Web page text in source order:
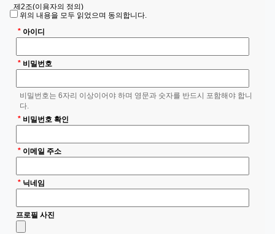
5. 정보주체와 법정대리인의 권리·의무 및 그 행사방법
이용자는 개인정보주체로써 다음과 같은 권리를 행사할 수 있습니다.
① 정보주체는 "Rocky Linux KR"에 대해 언제든지 다음 각 호의 개인정보
보호 관련 권리를 행사할 수 있습니다.
2. 오류 등이 있을 경우 정정 요구
4. 처리정지 요구
6. 처리하는 개인정보의 항목 작성
① "Rocky Linux KR"는 다음의 개인정보 항목을 처리하고 있습니다.
1 <회원 관리>
그, 쿠키, 접속 IP 정보
- 정보통신망 이용촉진 및 정보보호 등에 관한 법률 제29조제2항 및 동 시
행령 제16조에 따라 1년 이상 로그인하지 않은 회원님의 개인정보를 별도의
제2조(이용자의 정의)
① "이용자"란 "Rocky Linux KR"에 접속하여 본 약관에 따라 "Rocky Linux
KR" 회원으로 가입하여 "Rocky Linux KR"에서 제공하는 서비스를 받는 자를
제3조(회원 가입)
회원정보를 기입하고 "등록하기" 단추를 누르는 방법으로 회원 가입을 신청합
니다.
② "Rocky Linux KR"은 제1항과 같이 회원으로 가입할 것을 신청한 자가 다
음 각 호에 해당하지 않는 한 신청한 자를 회원으로 등록합니다.
2. 기타 회원으로 등록하는 것이 "Rocky Linux KR"의 기술상 현저히 지장이
③ 회원가입계약의 성립시기는 "Rocky Linux KR"의 등록완료한 시점으로 합
니다.
을 정정하여 기재하여야 합니다.
위의 내용을 모두 읽었으며 동의합니다.
아이디
*
비밀번호
*
비밀번호는 6자리 이상이어야 하며 영문과 숫자를 반드시 포함해야 합니
다.
비밀번호 확인
*
* 이메일 주소
* 닉네임
프로필 사진